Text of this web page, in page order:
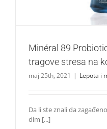
Minéral 89
tragove stresa na
maj 25th, 2021 | Lepota i
Da li ste znali da
dim [...]